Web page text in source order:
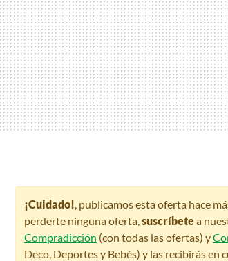
¡Cuidado! , publicamos esta oferta hace
perderte ninguna oferta, suscríbetea
Compradicción (con todas las ofertas) y
Deco, Deportes y Bebés) y las recibirás en